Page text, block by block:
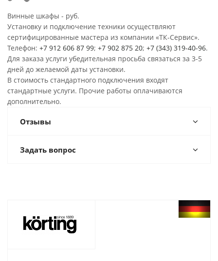
Винные шкафы - руб.
Установку и подключение техники осуществляют
сертифицированные мастера из компании «ТК-Сервис».
Телефон: +7 912 606 87 99; +7 902 875 20; +7 (343) 319-40-96.
Для заказа услуги убедительная просьба связаться за 3-5
дней до желаемой даты установки.
В стоимость стандартного подключения входят
стандартные услуги. Прочие работы оплачиваются
дополнительно.
Отзывы
Задать вопрос